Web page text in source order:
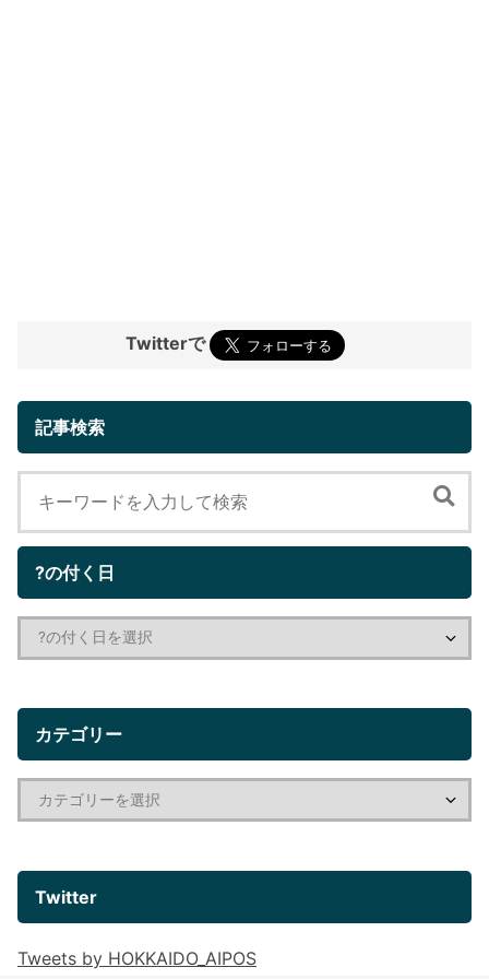
Twitterで
記事検索
?の付く日
カテゴリー
Twitter
Tweets by HOKKAIDO_AIPOS